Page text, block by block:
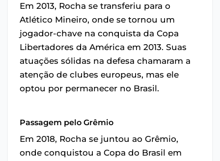
Em 2013, Rocha se transferiu para o
Atlético Mineiro, onde se tornou um
jogador-chave na conquista da Copa
Libertadores da América em 2013. Suas
atuações sólidas na defesa chamaram a
atenção de clubes europeus, mas ele
optou por permanecer no Brasil.
Passagem pelo Grêmio
Em 2018, Rocha se juntou ao Grêmio,
onde conquistou a Copa do Brasil em